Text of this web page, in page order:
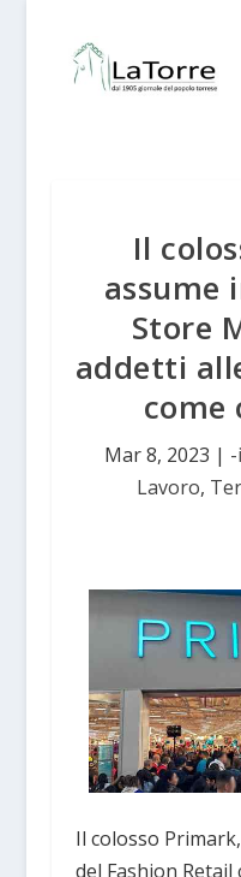
Il
assume
Store
addetti
come
Mar 8, 2023 |
Lavoro,
Il colosso
del Fashion